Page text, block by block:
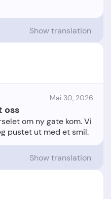
Show translation
Mai 30, 2026
oss
om ny gate kom. Vi
Show translation